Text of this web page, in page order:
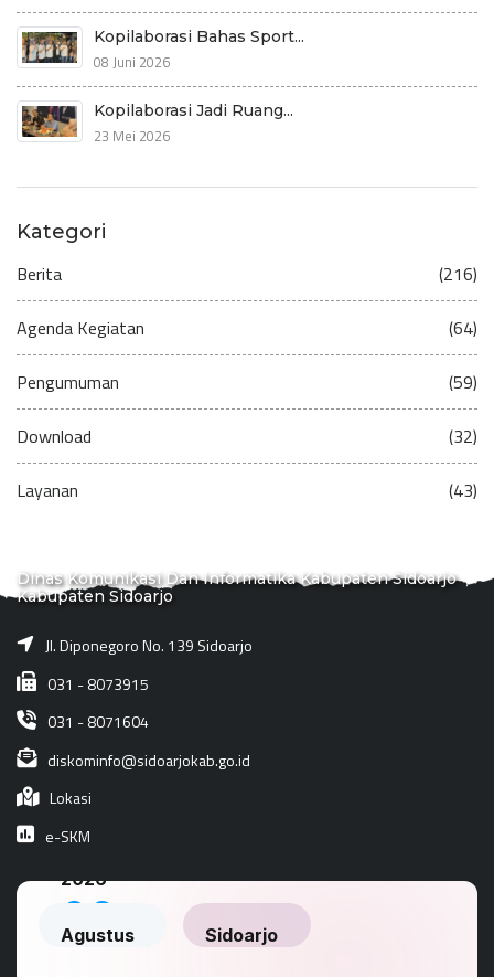
Kopilaborasi Bahas Sport...
08 Juni 2026
Kopilaborasi Jadi Ruang...
23 Mei 2026
Kategori
Berita (216)
Agenda Kegiatan (64)
Pengumuman (59)
Download (32)
Layanan (43)
Dinas Komunikasi Dan Informatika Kabupaten Sidoarjo
Kabupaten Sidoarjo
Jl. Diponegoro No. 139 Sidoarjo
031 - 8073915
031 - 8071604
diskominfo@sidoarjokab.go.id
Lokasi
e-SKM